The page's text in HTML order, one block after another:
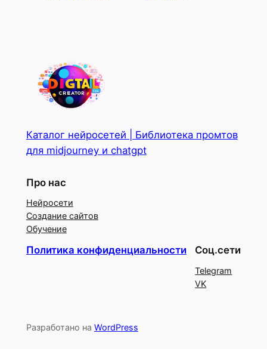
Каталог нейросетей | Библиотека промтов
для midjourney и chatgpt
Про нас
Нейросети
Создание сайтов
Обучение
Политика конфиденциальности Соц.сети
Telegram
VK
Разработано на WordPress